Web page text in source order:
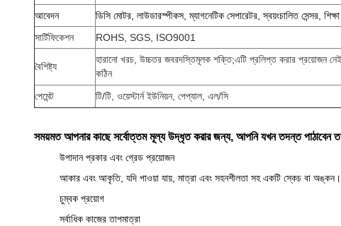
আবেদন
ডিসি মোটর, লাউডারস্পীকস, ম্যাগনেটিক সেপারেটর, স্বয়ংচালিত সেন্সর,
সার্টিফিকেশন
ROHS, SGS, ISO9001
বৈশিষ্ট্য
হারানো খরচ, উচ্চতর জবরদস্তিমূলক শক্তি;এটি প্রলিপ্ত করার প্রয়োজন
কঠিন
পেমেন্ট
টি/টি, ওয়েস্টার্ন ইউনিয়ন, পেপ্যাল, এল/সি
সময়মত আপনার কাছে সর্বোত্তম মূল্য উদ্ধৃত করার জন্য, আপনি যখন তদন্ত পাঠাবেন
উপাদান প্রকার এবং গ্রেড প্রয়োজন
আকার এবং আকৃতি, যদি পাওয়া যায়, মাত্রা এবং সহনশীলতা সহ একটি স্কেচ বা অঙ্কন।
চুম্বক প্রয়োগ
সর্বাধিক কাজের তাপমাত্রা